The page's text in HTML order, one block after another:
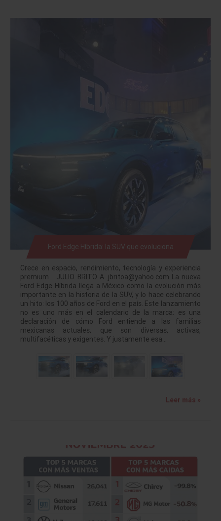
Ford Edge Híbrida: la SUV que evoluciona
Crece en espacio, rendimiento, tecnología y experiencia
premium JULIO BRITO A. jbritoa@yahoo.com La nueva
Ford Edge Híbrida llega a México como la evolución más
importante en la historia de la SUV, y lo hace celebrando
un hito: los 100 años de Ford en el país. Este lanzamiento
no es uno más en el calendario de la marca: es una
declaración de cómo Ford entiende a las familias
mexicanas actuales, que son diversas, activas,
multifacéticas y exigentes. Y justamente esa…
Leer más »